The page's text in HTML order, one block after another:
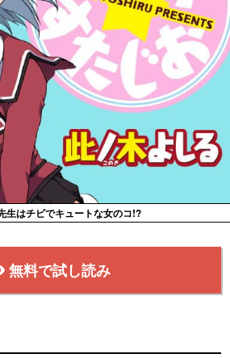
生はチビでキュートな女のコ!?
無料で試し読み